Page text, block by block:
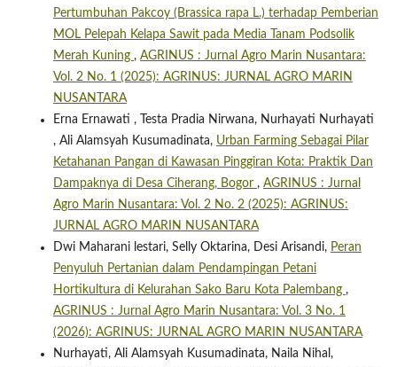
Pertumbuhan Pakcoy (Brassica rapa L.) terhadap Pemberian
MOL Pelepah Kelapa Sawit pada Media Tanam Podsolik
Merah Kuning , AGRINUS : Jurnal Agro Marin Nusantara:
Vol. 2 No. 1 (2025): AGRINUS: JURNAL AGRO MARIN
NUSANTARA
Erna Ernawati , Testa Pradia Nirwana, Nurhayati Nurhayati
, Ali Alamsyah Kusumadinata, Urban Farming Sebagai Pilar
Ketahanan Pangan di Kawasan Pinggiran Kota: Praktik Dan
Dampaknya di Desa Ciherang, Bogor , AGRINUS : Jurnal
Agro Marin Nusantara: Vol. 2 No. 2 (2025): AGRINUS:
JURNAL AGRO MARIN NUSANTARA
Dwi Maharani lestari, Selly Oktarina, Desi Arisandi, Peran
Penyuluh Pertanian dalam Pendampingan Petani
Hortikultura di Kelurahan Sako Baru Kota Palembang ,
AGRINUS : Jurnal Agro Marin Nusantara: Vol. 3 No. 1
(2026): AGRINUS: JURNAL AGRO MARIN NUSANTARA
Nurhayati, Ali Alamsyah Kusumadinata, Naila Nihal,